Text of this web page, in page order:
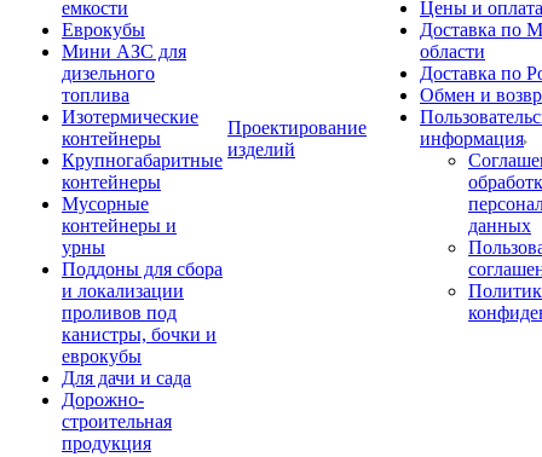
емкости
Еврокубы
Мини АЗС для
дизельного
топлива
Изотермические
контейнеры
Крупногабаритные
контейнеры
Мусорные
контейнеры и
урны
Поддоны для сбора
и локализации
проливов под
канистры, бочки и
еврокубы
Для дачи и сада
Дорожно-
строительная
продукция
Проектирование
изделий
Цены и оплата
Доставка по
области
Доставка по
Обмен и
информация
данных